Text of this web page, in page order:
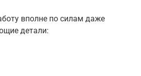
вполне по силам даже
детали: